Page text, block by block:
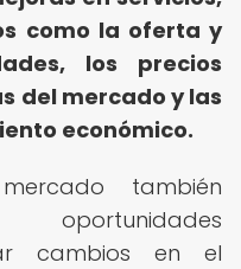
como la oferta y
los precios
del mercado y las
económico.
también
cambios en el